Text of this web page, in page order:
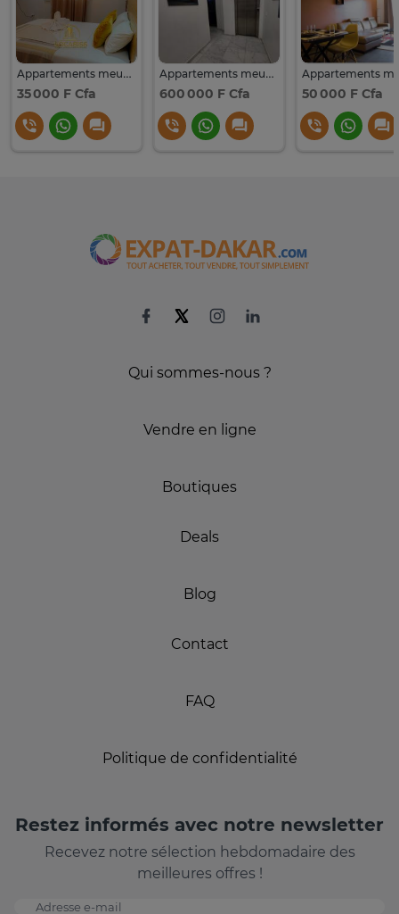
Appartements meublés à louer à Rufisque
35 000 F Cfa
Appartements meublés à louer aux mamelles
600 000 F Cfa 50 000 F Cfa
Qui sommes-nous ?
Vendre en ligne
Boutiques
Deals
Blog
Contact
FAQ
Politique de confidentialité
Restez informés avec notre newsletter
Recevez notre sélection hebdomadaire des
meilleures offres !
Adresse e-mail